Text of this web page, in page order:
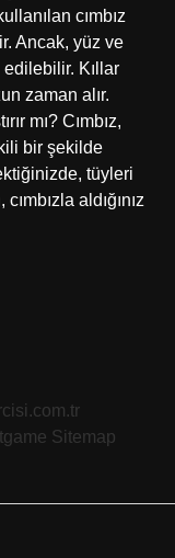
cımbız
Ancak, yüz ve
edilebilir. Kıllar
zaman alır.
mı? Cımbız,
bir şekilde
tüyleri
aldığınız
Sitemap